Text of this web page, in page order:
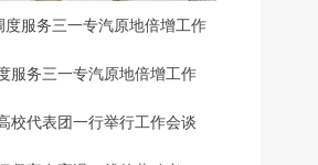
度服务三一专汽原地倍增工作
服务三一专汽原地倍增工作
校代表团一行举行工作会谈